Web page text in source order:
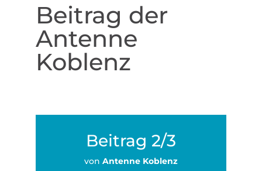
Beitrag der
Antenne
Koblenz
Beitrag 2/3
von Antenne Koblenz